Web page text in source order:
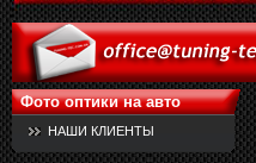
Фото оптики на авто
НАШИ КЛИЕНТЫ